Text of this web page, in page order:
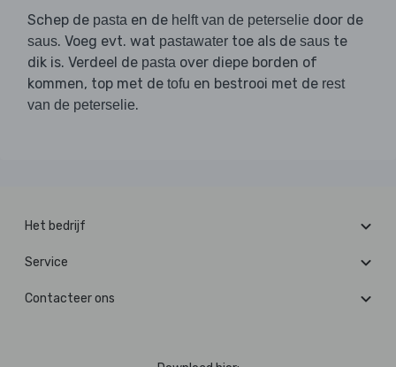
Schep de pasta en de helft van de peterselie door de
saus. Voeg evt. wat pastawater toe als de saus te
dik is. Verdeel de pasta over diepe borden of
kommen, top met de tofu en bestrooi met de rest
van de peterselie.
Het bedrijf
Service
Contacteer ons